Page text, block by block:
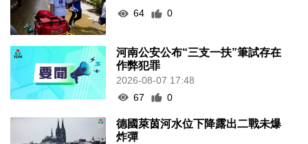
64
0
河南公安公布“三支一扶”筆試存在
作弊犯罪
2026-08-07 17:48
67
0
德國萊茵河水位下降露出二戰未爆
炸彈